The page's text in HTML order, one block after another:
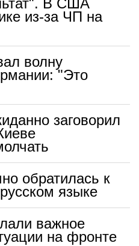
В США
из-за ЧП на
волну
"Это
заговорил
обратилась к
языке
важное
на фронте